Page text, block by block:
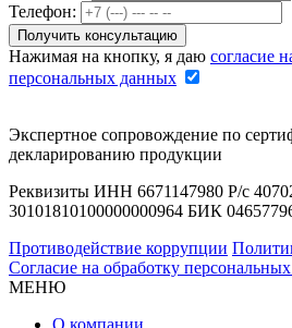
Телефон:
Нажимая на кнопку, я даю согласие
персональных данных
Экспертное сопровождение по
декларированию продукции
Реквизиты ИНН 6671147980 Р/с
30101810100000000964 БИК
Противодействие коррупции
Согласие на обработку
МЕНЮ